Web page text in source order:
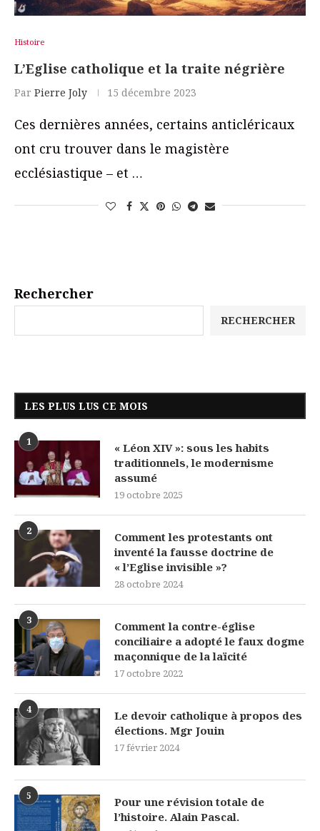
Histoire
L’Eglise catholique et la traite négrière
Par Pierre Joly 15 décembre 2023
Ces dernières années, certains anticléricaux
ont cru trouver dans le magistère
ecclésiastique – et …
Rechercher
RECHERCHER
LES PLUS LUS CE MOIS
1
« Léon XIV »: sous les habits
traditionnels, le modernisme
assumé
19 octobre 2025
2
Comment les protestants ont
inventé la fausse doctrine de
« l’Eglise invisible »?
28 octobre 2024
3
Comment la contre-église
conciliaire a adopté le faux dogme
maçonnique de la laïcité
17 octobre 2022
4
Le devoir catholique à propos des
élections. Mgr Jouin
17 février 2024
5
Pour une révision totale de
l’histoire. Alain Pascal.